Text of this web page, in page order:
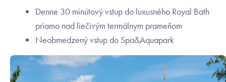
Denne 30 minútový vstup do luxusného Royal Bath
priamo nad liečivým termálnym prameňom
Neobmedzený vstup do Spa&Aquapark